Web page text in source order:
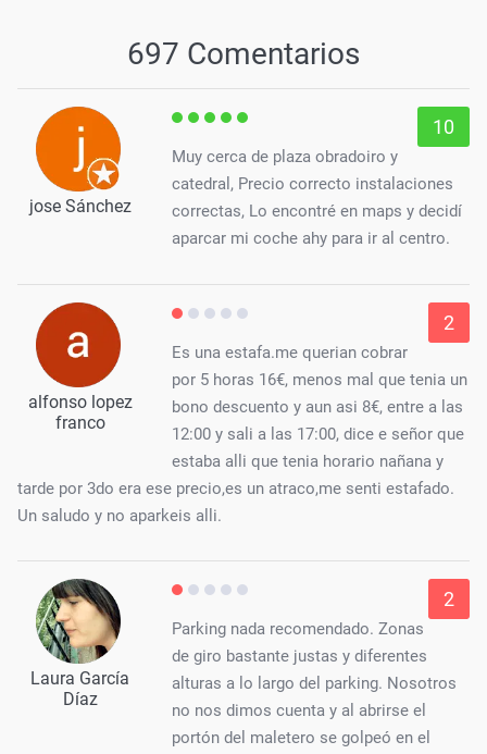
697 Comentarios
jose Sánchez
10
Muy cerca de plaza obradoiro y
catedral, Precio correcto instalaciones
correctas, Lo encontré en maps y decidí
aparcar mi coche ahy para ir al centro.
alfonso lopez
franco
2
Es una estafa.me querian cobrar
por 5 horas 16€, menos mal que tenia un
bono descuento y aun asi 8€, entre a las
12:00 y sali a las 17:00, dice e señor que
estaba alli que tenia horario nañana y
tarde por 3do era ese precio,es un atraco,me senti estafado.
Un saludo y no aparkeis alli.
Laura García
Díaz
2
Parking nada recomendado. Zonas
de giro bastante justas y diferentes
alturas a lo largo del parking. Nosotros
no nos dimos cuenta y al abrirse el
portón del maletero se golpeó en el